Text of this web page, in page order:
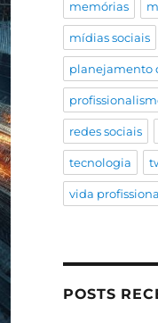
memórias
mídias sociais
planejamento
redes sociais
tecnologia
vida
POSTS